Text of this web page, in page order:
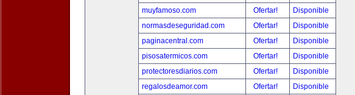
muyfamoso.com
Ofertar!
Disponible
normasdeseguridad.com
Ofertar!
Disponible
paginacentral.com
Ofertar!
Disponible
pisosatermicos.com
Ofertar!
Disponible
protectoresdiarios.com
Ofertar!
Disponible
regalosdeamor.com
Ofertar!
Disponible